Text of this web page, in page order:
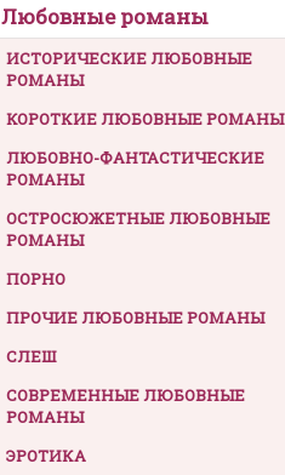
Любовные романы
ИСТОРИЧЕСКИЕ ЛЮБОВНЫЕ
РОМАНЫ
КОРОТКИЕ ЛЮБОВНЫЕ РОМАНЫ
ЛЮБОВНО-ФАНТАСТИЧЕСКИЕ
РОМАНЫ
ОСТРОСЮЖЕТНЫЕ ЛЮБОВНЫЕ
РОМАНЫ
ПОРНО
ПРОЧИЕ ЛЮБОВНЫЕ РОМАНЫ
СЛЕШ
СОВРЕМЕННЫЕ ЛЮБОВНЫЕ
РОМАНЫ
ЭРОТИКА